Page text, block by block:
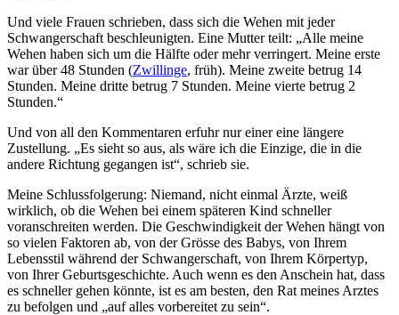
Und viele Frauen schrieben, dass sich die Wehen mit jeder
Schwangerschaft beschleunigten. Eine Mutter teilt: „Alle meine
Wehen haben sich um die Hälfte oder mehr verringert. Meine erste
war über 48 Stunden (Zwillinge, früh). Meine zweite betrug 14
Stunden. Meine dritte betrug 7 Stunden. Meine vierte betrug 2
Stunden.“
Und von all den Kommentaren erfuhr nur einer eine längere
Zustellung. „Es sieht so aus, als wäre ich die Einzige, die in die
andere Richtung gegangen ist“, schrieb sie.
Meine Schlussfolgerung: Niemand, nicht einmal Ärzte, weiß
wirklich, ob die Wehen bei einem späteren Kind schneller
voranschreiten werden. Die Geschwindigkeit der Wehen hängt von
so vielen Faktoren ab, von der Grösse des Babys, von Ihrem
Lebensstil während der Schwangerschaft, von Ihrem Körpertyp,
von Ihrer Geburtsgeschichte. Auch wenn es den Anschein hat, dass
es schneller gehen könnte, ist es am besten, den Rat meines Arztes
zu befolgen und „auf alles vorbereitet zu sein“.